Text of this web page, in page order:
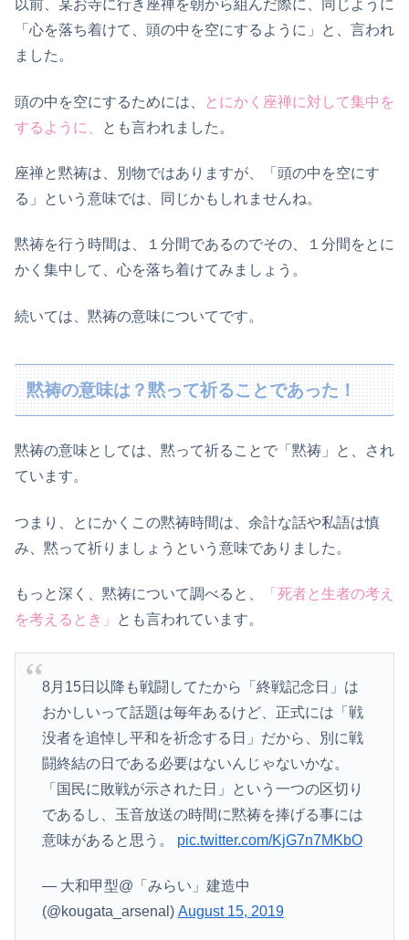
以前、某お寺に行き座禅を朝から組んだ際に、同じように
「心を落ち着けて、頭の中を空にするように」と、言われ
ました。
頭の中を空にするためには、
とにかく座禅に対して集中を
するように、
とも言われました。
座禅と黙祷は、別物ではありますが、「頭の中を空にす
る」という意味では、同じかもしれませんね。
黙祷を行う時間は、１分間であるのでその、１分間をとに
かく集中して、心を落ち着けてみましょう。
続いては、黙祷の意味についてです。
黙祷の意味は？黙って祈ることであった！
黙祷の意味としては、黙って祈ることで「黙祷」と、され
ています。
つまり、とにかくこの黙祷時間は、余計な話や私語は慎
み、黙って祈りましょうという意味でありました。
もっと深く、黙祷について調べると、
「死者と生者の考え
を考えるとき」
とも言われています。
8月15日以降も戦闘してたから「終戦記念日」は
おかしいって話題は毎年あるけど、正式には「戦
没者を追悼し平和を祈念する日」だから、別に戦
闘終結の日である必要はないんじゃないかな。
「国民に敗戦が示された日」という一つの区切り
であるし、玉音放送の時間に黙祷を捧げる事には
意味があると思う。 pic.twitter.com/KjG7n7MKbO
— 大和甲型@「みらい」建造中
(@kougata_arsenal) August 15, 2019